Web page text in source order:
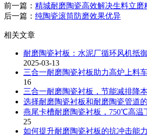
前一篇： 精城耐磨陶瓷高效解决生料立磨
后一篇： 纯陶瓷滚筒防磨效果优异
相关文章
耐磨陶瓷衬板：水泥厂循环风机抵
2025-03-13
三合一耐磨陶瓷衬板助力高炉上料
16
三合一耐磨陶瓷衬板，节能减排降
选择耐磨陶瓷衬板和耐磨陶瓷管道
燕尾卡槽耐磨陶瓷衬板，750℃高温
25
如何提升耐磨陶瓷衬板的抗冲击能